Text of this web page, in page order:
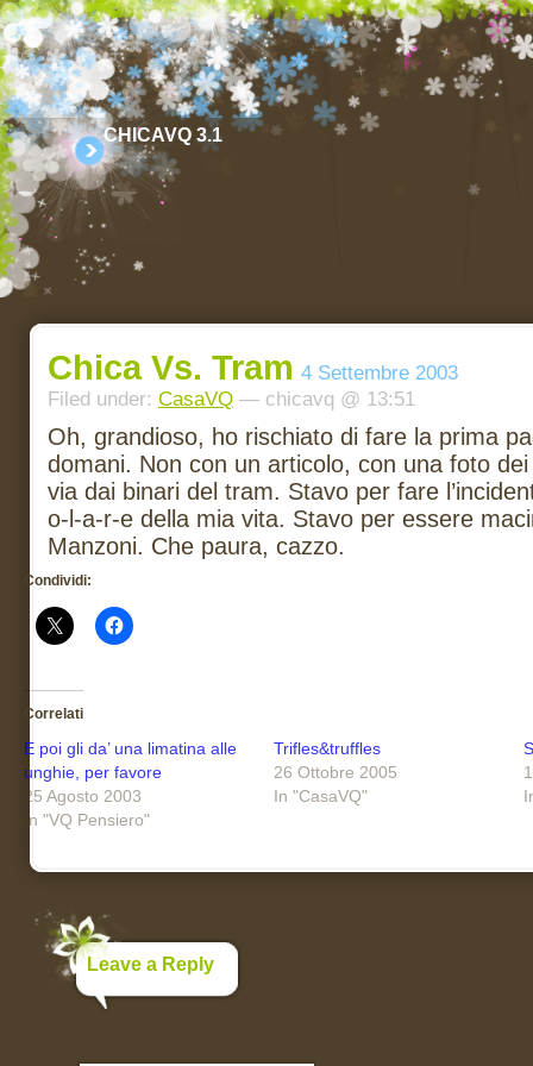
CHICAVQ 3.1
Chica Vs. Tram 4 Settembre 2003
Filed under: CasaVQ — chicavq @ 13:51
Oh, grandioso, ho rischiato di fare la prima
domani. Non con un articolo, con una foto
via dai binari del tram. Stavo per fare
o-l-a-r-e della mia vita. Stavo per essere
Manzoni. Che paura, cazzo.
Condividi:
Correlati
E poi gli da’ una limatina alle
unghie, per favore
25 Agosto 2003
In "VQ Pensiero"
Trifles&truffles
26 Ottobre 2005
In "CasaVQ"
Leave a Reply